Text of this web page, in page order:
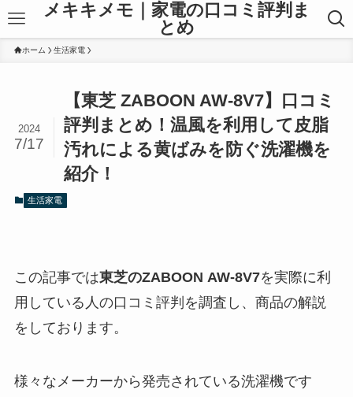
メキキメモ｜家電の口コミ評判ま
とめ
ホーム 生活家電
【東芝 ZABOON AW-8V7】口コミ
評判まとめ！温風を利用して皮脂
汚れによる黄ばみを防ぐ洗濯機を
紹介！
2024
7/17
生活家電
この記事では東芝のZABOON AW-8V7を実際に利
用している人の口コミ評判を調査し、商品の解説
をしております。
様々なメーカーから発売されている洗濯機です